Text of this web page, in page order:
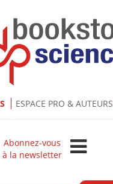
ESPACE PRO & AUTEURS
Abonnez-vous
à la newsletter